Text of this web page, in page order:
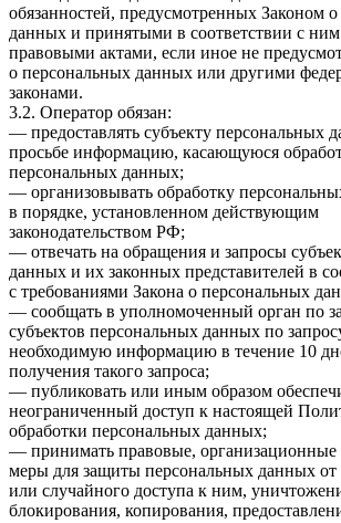
обязанностей, предусмотренных Законом
данных и принятыми в соответствии с
правовыми актами, если иное не
о персональных данных или другими
законами.
3.2. Оператор обязан:
— предоставлять субъекту персональных
просьбе информацию, касающуюся
персональных данных;
— организовывать обработку
в порядке, установленном действующим
законодательством РФ;
— отвечать на обращения и запросы
данных и их законных представителей в
с требованиями Закона о персональных
— сообщать в уполномоченный орган по
субъектов персональных данных по
необходимую информацию в течение 10
получения такого запроса;
— публиковать или иным образом
неограниченный доступ к настоящей
обработки персональных данных;
— принимать правовые, организационные
меры для защиты персональных данных от
или случайного доступа к ним,
блокирования, копирования,